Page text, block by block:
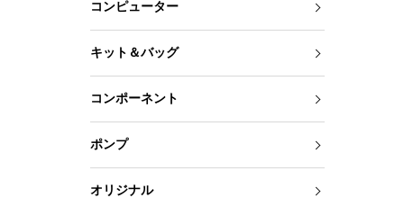
コンピューター
キット＆バッグ
コンポーネント
ポンプ
オリジナル